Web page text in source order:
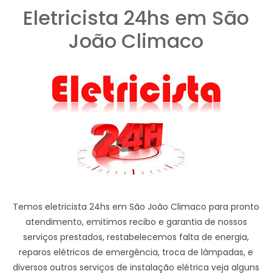
Eletricista 24hs em São
João Climaco
Temos eletricista 24hs em São João Climaco para pronto
atendimento, emitimos recibo e garantia de nossos
serviços prestados, restabelecemos falta de energia,
reparos elétricos de emergência, troca de lâmpadas, e
diversos outros serviços de instalação elétrica veja alguns